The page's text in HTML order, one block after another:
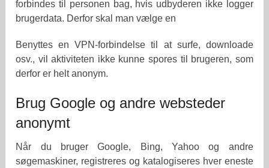
forbindes til personen bag, hvis udbyderen ikke logger
brugerdata. Derfor skal man vælge en
Benyttes en VPN-forbindelse til at surfe, downloade
osv., vil aktiviteten ikke kunne spores til brugeren, som
derfor er helt anonym.
Brug Google og andre websteder
anonymt
Når du bruger Google, Bing, Yahoo og andre
søgemaskiner, registreres og katalogiseres hver eneste